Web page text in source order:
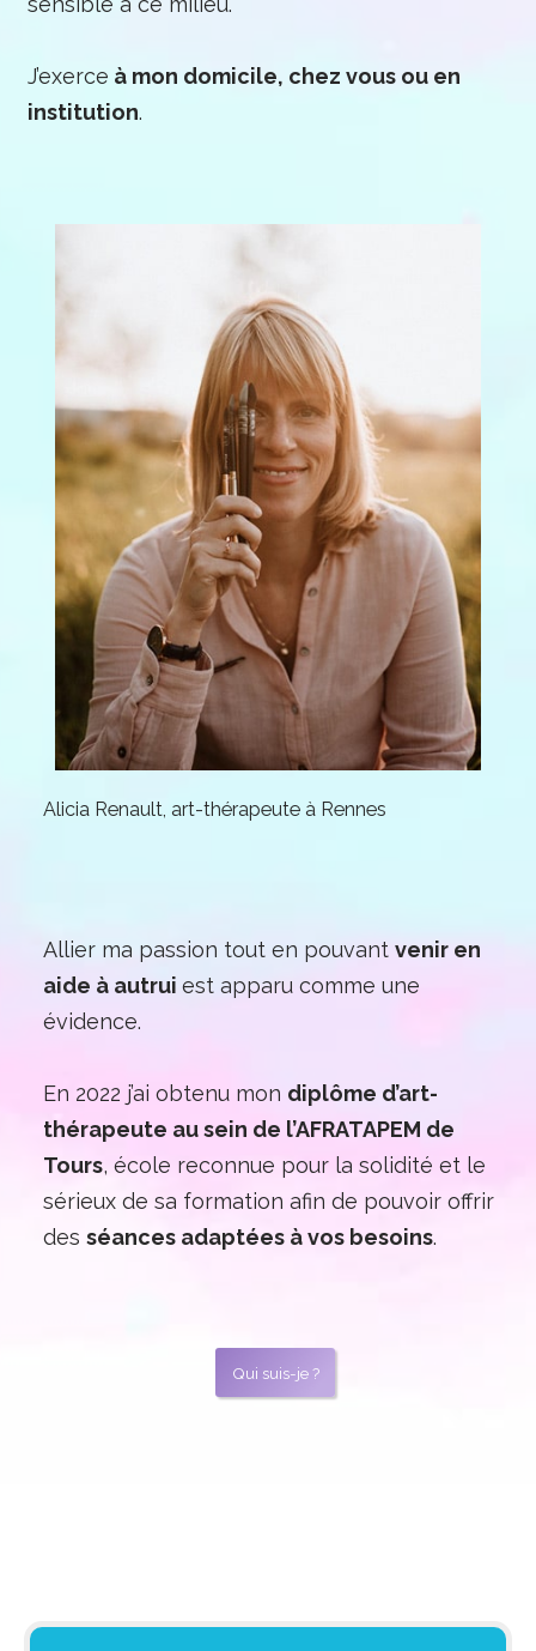
J’exerce à mon domicile, chez vous ou en
institution.
Alicia Renault, art-thérapeute à Rennes
Allier ma passion tout en pouvant venir en
aide à autrui est apparu comme une
évidence.
En 2022 j’ai obtenu mon diplôme d’art-
thérapeute au sein de l’AFRATAPEM de
Tours, école reconnue pour la solidité et le
sérieux de sa formation afin de pouvoir offrir
des séances adaptées à vos besoins.
Qui suis-je ?